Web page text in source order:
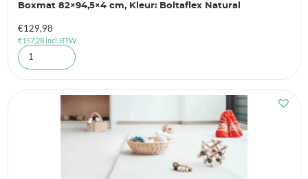
Boxmat 82×94,5×4 cm, Kleur: Boltaflex Natural
€129,98
€157,28incl. BTW